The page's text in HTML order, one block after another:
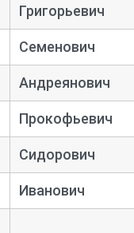
Григорьевич
Семенович
Андреянович
Прокофьевич
Сидорович
Иванович